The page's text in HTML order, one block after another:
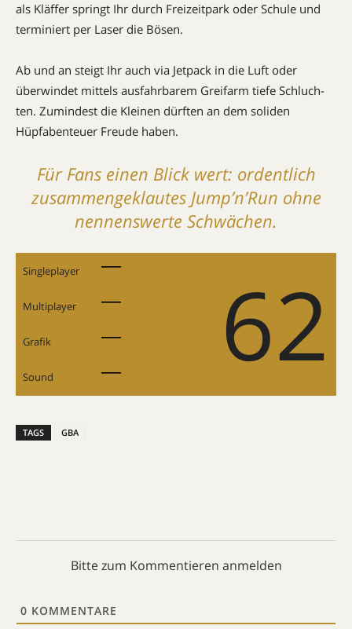
als Kläffer springt Ihr durch Freizeitpark oder Schule und
terminiert per Laser die Bösen.
Ab und an steigt Ihr auch via Jetpack in die Luft oder
überwindet mittels ausfahrbarem Greifarm tiefe Schluch­
ten. Zu­min­dest die Klei­nen dürften an dem soliden
Hüpfabenteuer Freu­de haben.
Für Fans einen Blick wert: ordentlich
zusammengeklautes Jump’n’Run ohne
nennenswerte Schwächen.
Singleplayer 62
Multiplayer
Grafik
Sound
TAGS GBA
Bitte zum Kommentieren anmelden
0 KOMMENTARE